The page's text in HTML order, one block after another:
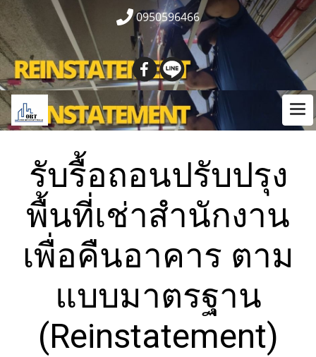
0950596466
รับรื้อถอนปรับปรุง
พื้นที่เช่าสำนักงาน
เพื่อคืนอาคาร ตาม
แบบมาตรฐาน
(Reinstatement)